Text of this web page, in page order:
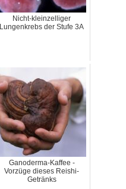
Nicht-kleinzelliger
Lungenkrebs der Stufe 3A
Ganoderma-Kaffee -
Vorzüge dieses Reishi-
Getränks